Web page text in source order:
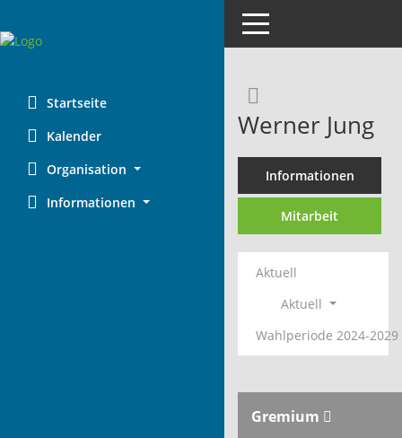
Startseite
Kalender
Organisation
Informationen
Toggle navigation
Werner Jung
Informationen
Mitarbeit
Aktuell
Aktuell
Wahlperiode 2024-2029
Gremium